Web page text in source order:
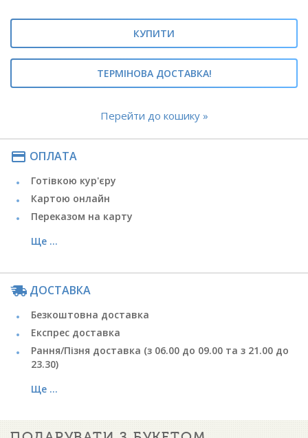
КУПИТИ
ТЕРМІНОВА ДОСТАВКА!
Перейти до кошику »
payment ОПЛАТА
Готівкою кур'єру
Картою онлайн
Переказом на карту
Ще ...
ДОСТАВКА
Безкоштовна доставка
Експрес доставка
Рання/Пізня доставка (з 06.00 до 09.00 та з 21.00 до
23.30)
Ще ...